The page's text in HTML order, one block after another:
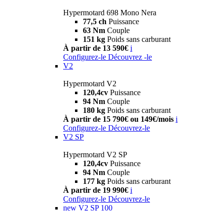
Hypermotard 698 Mono Nera
77,5 ch Puissance
63 Nm Couple
151 kg Poids sans carburant
À partir de 13 590€ i
Configurez-le Découvrez -le
V2
Hypermotard V2
120,4cv Puissance
94 Nm Couple
180 kg Poids sans carburant
À partir de 15 790€ ou 149€/mois i
Configurez-le Découvrez-le
V2 SP
Hypermotard V2 SP
120,4cv Puissance
94 Nm Couple
177 kg Poids sans carburant
À partir de 19 990€ i
Configurez-le Découvrez-le
new V2 SP 100